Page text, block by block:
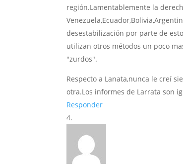
región.Lamentablemente la
desestabilización por parte de
utilizan otros métodos un poco
"zurdos".
Respecto a Lanata,nunca le creí
otra.Los informes de Larrata son
Responder